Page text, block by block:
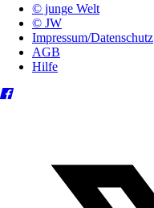
© junge Welt
© JW
Impressum/Datenschutz
AGB
Hilfe